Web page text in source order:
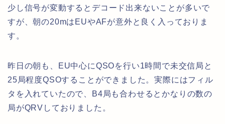
少し信号が変動するとデコード出来ないことが多いで
すが、朝の20mはEUやAFが意外と良く入っておりま
す。
昨日の朝も、EU中心にQSOを行い1時間で未交信局と
25局程度QSOすることができました。実際にはフィル
タを入れていたので、B4局も合わせるとかなりの数の
局がQRVしておりました。